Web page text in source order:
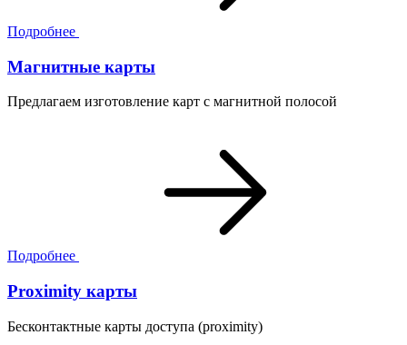
Подробнее
Магнитные карты
Предлагаем изготовление карт с магнитной полосой
Подробнее
Proximity карты
Бесконтактные карты доступа (proximity)